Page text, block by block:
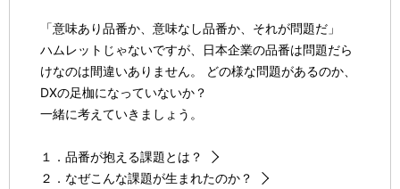
「意味あり品番か、意味なし品番か、それが問題だ」
ハムレットじゃないですが、日本企業の品番は問題だら
けなのは間違いありません。 どの様な問題があるのか、
DXの足枷になっていないか？
一緒に考えていきましょう。
１．品番が抱える課題とは？
２．なぜこんな課題が生まれたのか？